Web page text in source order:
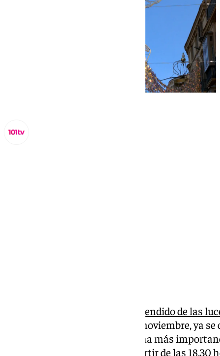
encendido de las
tendrá lugar este viernes 29 de noviembre, ya
mano. Un acto que cada vez gana más
encenderá por primera vez a partir de las 18.30